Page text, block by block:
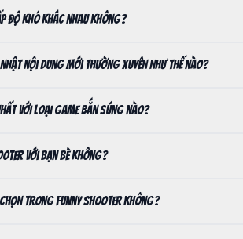
độ khó khác nhau không?
nội dung mới thường xuyên như thế nào?
với loại game bắn súng nào?
với bạn bè không?
chọn trong Funny Shooter không?